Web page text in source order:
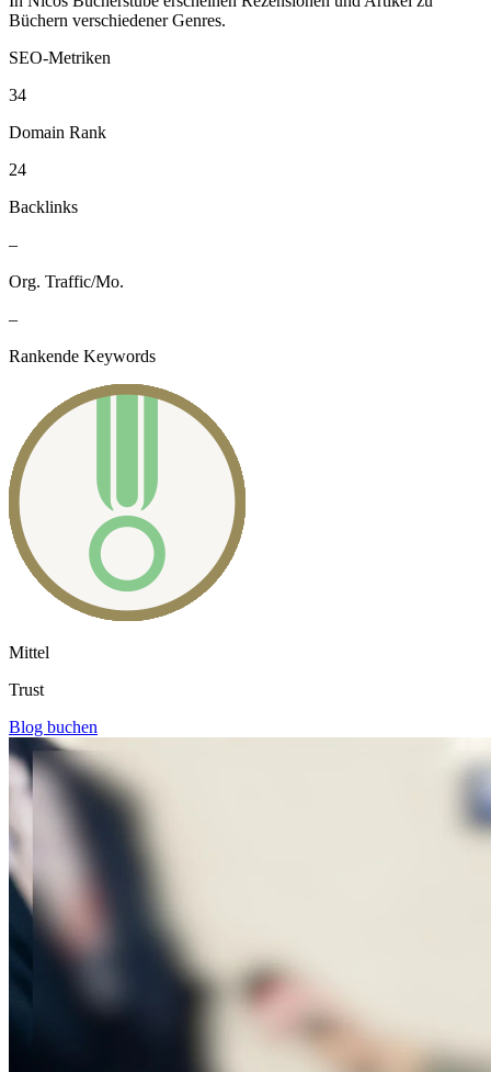
Büchern verschiedener Genres.
SEO-Metriken
34
Domain Rank
24
Backlinks
–
Org. Traffic/Mo.
–
Rankende Keywords
Mittel
Trust
Blog buchen